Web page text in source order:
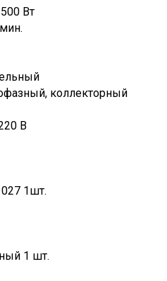
Вт
коллекторный
В
1шт.
1 шт.